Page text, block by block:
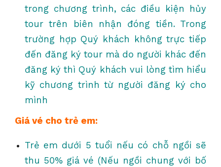
trong chương trình, các điều kiện hủy
tour trên biên nhận đóng tiền. Trong
trường hợp Quý khách không trực tiếp
đến đăng ký tour mà do người khác đến
đăng ký thì Quý khách vui lòng tìm hiểu
kỹ chương trình từ người đăng ký cho
mình
Giá vé cho trẻ em:
Trẻ em dưới 5 tuổi nếu có chỗ ngồi sẽ
thu 50% giá vé (Nếu ngồi chung với bố